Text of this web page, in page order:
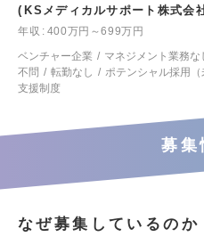
KSメディカルサポート株式会
年収
400万円～699万円
ベンチャー企業
マネジメント業務な
不問
転勤なし ポテンシャル採用（
支援制度
募集
なぜ募集しているのか